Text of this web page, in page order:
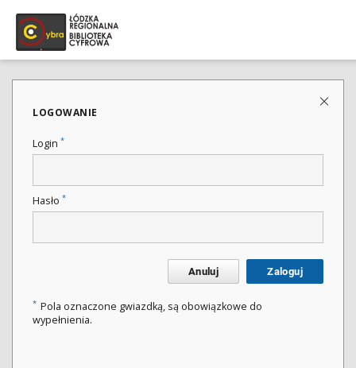
LOGOWANIE
Login *
Hasło *
Anuluj Zaloguj
* Pola oznaczone gwiazdką, są obowiązkowe do
wypełnienia.